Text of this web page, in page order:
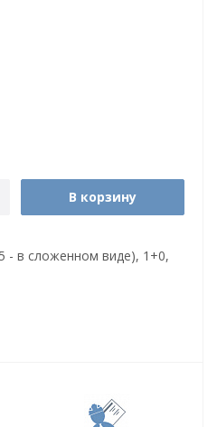
В корзину
- в сложенном виде), 1+0,